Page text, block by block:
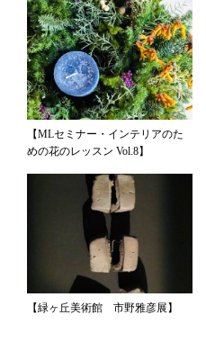
【MLセミナー・インテリアのた
めの花のレッスン Vol.8】
【緑ヶ丘美術館 市野雅彦展】